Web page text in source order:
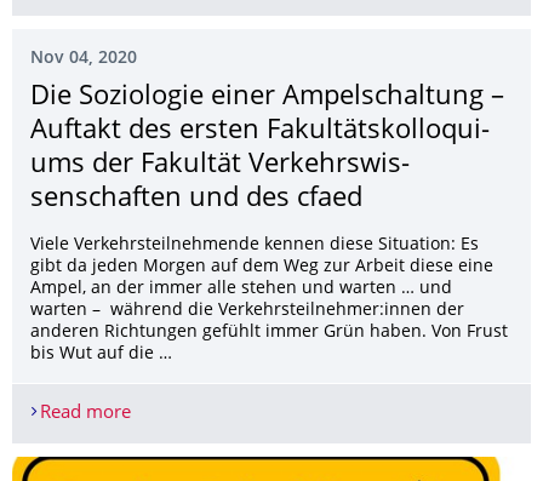
Nov 04, 2020
Die Soziologie einer Ampelschaltung –
Auftakt des ersten Fakultätskolloqui­
ums der Fakultät Verkehrswis­
senschaften und des cfaed
Viele Verkehrsteilnehmende kennen diese Situation: Es
gibt da jeden Morgen auf dem Weg zur Arbeit diese eine
Ampel, an der immer alle stehen und warten … und
warten – während die Verkehrsteilnehmer:innen der
anderen Richtungen gefühlt immer Grün haben. Von Frust
bis Wut auf die …
Read moreDie Soziologie einer Ampelschaltung – Auftakt